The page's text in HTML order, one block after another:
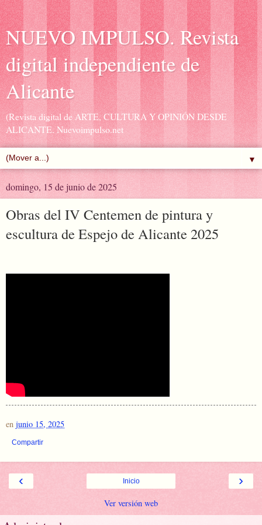
NUEVO IMPULSO. Revista
digital independiente de
Alicante
(Revista digital de ARTE, CULTURA Y OPINIÓN DESDE
ALICANTE. Nuevoimpulso.net
▼
domingo, 15 de junio de 2025
Obras del IV Centemen de pintura y
escultura de Espejo de Alicante 2025
en junio 15, 2025
Compartir
‹ ›
Inicio
Ver versión web